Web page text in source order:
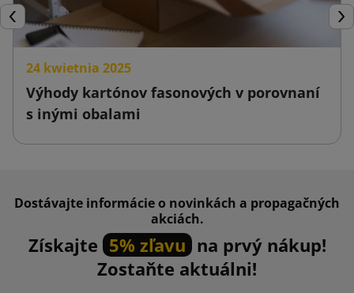
Späť
24 kwietnia 2025
Výhody kartónov fasonových v porovnaní
s inými obalami
Dostávajte informácie o novinkách a propagačných
akciách.
Získajte 5% zľavu na prvý nákup!
Zostaňte aktuálni!